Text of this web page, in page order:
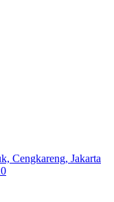
Cengkareng, Jakarta